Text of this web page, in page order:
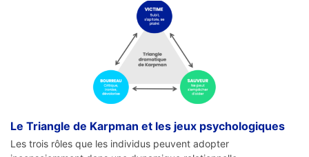
Le Triangle de Karpman et les jeux psychologiques
Les trois rôles que les individus peuvent adopter